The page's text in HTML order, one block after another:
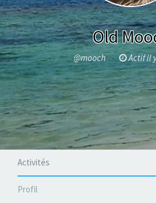
Old
@mooch Actif il
Activités
Profil